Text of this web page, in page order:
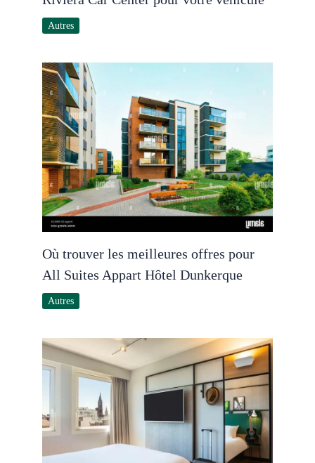
Autres
Où trouver les meilleures offres pour
All Suites Appart Hôtel Dunkerque
Autres